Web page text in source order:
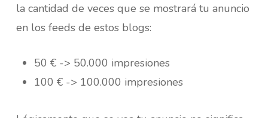
la cantidad de veces que se mostrará tu anuncio
en los feeds de estos blogs:
50 € -> 50.000 impresiones
100 € -> 100.000 impresiones